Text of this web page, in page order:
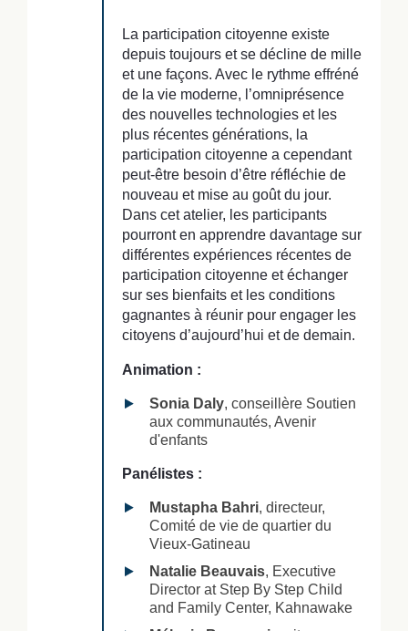
La participation citoyenne existe
depuis toujours et se décline de mille
et une façons. Avec le rythme effréné
de la vie moderne, l’omniprésence
des nouvelles technologies et les
plus récentes générations, la
participation citoyenne a cependant
peut-être besoin d’être réfléchie de
nouveau et mise au goût du jour.
Dans cet atelier, les participants
pourront en apprendre davantage sur
différentes expériences récentes de
participation citoyenne et échanger
sur ses bienfaits et les conditions
gagnantes à réunir pour engager les
citoyens d’aujourd’hui et de demain.
Animation :
Sonia Daly, conseillère Soutien
aux communautés, Avenir
d'enfants
Panélistes :
Mustapha Bahri, directeur,
Comité de vie de quartier du
Vieux-Gatineau
Natalie Beauvais, Executive
Director at Step By Step Child
and Family Center, Kahnawake